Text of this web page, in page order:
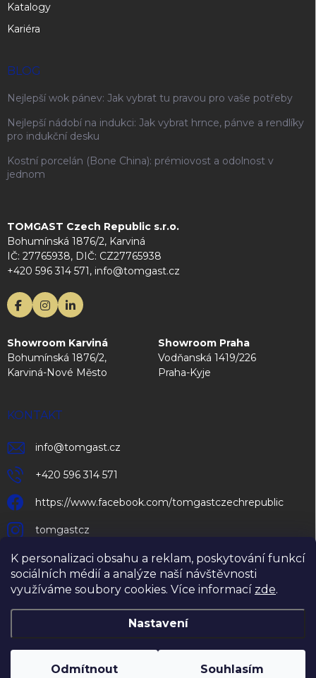
K personalizaci obsahu a reklam, poskytování funkcí
sociálních médií a analýze naší návštěvnosti
využíváme soubory cookies. Více informací zde.
Nastavení
Odmítnout Souhlasím
Katalogy
Kariéra
BLOG
Nejlepší wok pánev: Jak vybrat tu pravou pro vaše potřeby
Nejlepší nádobí na indukci: Jak vybrat hrnce, pánve a rendlíky
pro indukční desku
Kostní porcelán (Bone China): prémiovost a odolnost v
jednom
TOMGAST Czech Republic s.r.o.
Bohumínská 1876/2, Karviná
IČ: 27765938, DIČ: CZ27765938
+420 596 314 571, info@tomgast.cz
Showroom Karviná
Bohumínská 1876/2,
Karviná-Nové Město
Showroom Praha
Vodňanská 1419/226
Praha-Kyje
KONTAKT
info@tomgast.cz
+420 596 314 571
https://www.facebook.com/tomgastczechrepublic
tomgastcz
Copyright 2026TOMGAST Czech Republic s.r.o.. Všechna práva
vyhrazena.
Upravit nastavení cookies